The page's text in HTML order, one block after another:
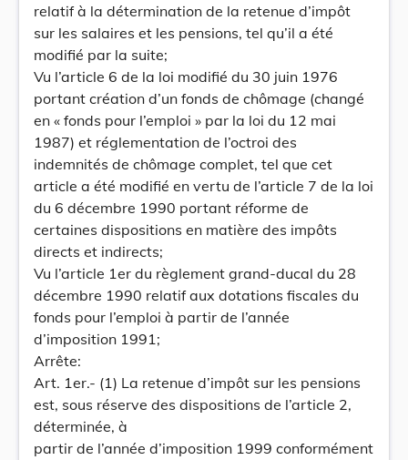
relatif à la détermination de la retenue d’impôt
sur les salaires et les pensions, tel qu’il a été
modifié par la suite;
Vu l’article 6 de la loi modifié du 30 juin 1976
portant création d’un fonds de chômage (changé
en « fonds pour l’emploi » par la loi du 12 mai
1987) et réglementation de l’octroi des
indemnités de chômage complet, tel que cet
article a été modifié en vertu de l’article 7 de la loi
du 6 décembre 1990 portant réforme de
certaines dispositions en matière des impôts
directs et indirects;
Vu l’article 1er du règlement grand-ducal du 28
décembre 1990 relatif aux dotations fiscales du
fonds pour l’emploi à partir de l’année
d’imposition 1991;
Arrête:
Art. 1er.- (1) La retenue d’impôt sur les pensions
est, sous réserve des dispositions de l’article 2,
déterminée, à
partir de l’année d’imposition 1999 conformément